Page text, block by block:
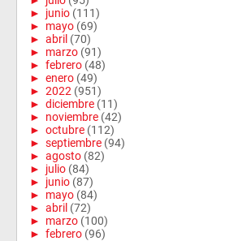
► junio (111)
► mayo (69)
► abril (70)
► marzo (91)
► febrero (48)
► enero (49)
► 2022 (951)
► diciembre (11)
► noviembre (42)
► octubre (112)
► septiembre (94)
► agosto (82)
► julio (84)
► junio (87)
► mayo (84)
► abril (72)
► marzo (100)
► febrero (96)